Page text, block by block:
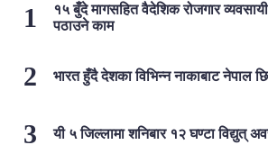
१५ बुँदे मागसहित वैदेशिक रोजगार
पठाउने काम
भारत हुँदै देशका विभिन्न नाकाबाट नेपाल
यी ५ जिल्लामा शनिबार १२ घण्टा विद्युत्